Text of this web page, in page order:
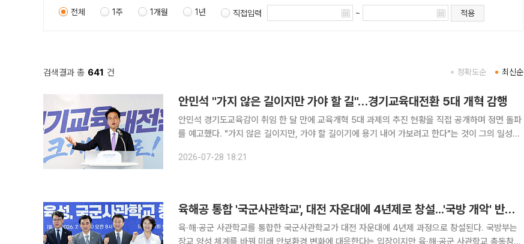
전체 1주 1개월 1년 직접입력 ~ 적용
검색결과 총 641 건 최신순
정확도순
안민석 "가지 않은 길이지만 가야 할 길"…경기교육대전환 5대 개혁 감행
안민석 경기도교육감이 취임 한 달 만에 교육개혁 5대 과제의 추진 현황을 직접 공개하며 정면 돌파
를 예고했다. "가지 않은 길이지만, 가야 할 길이기에 용기 내어 가보려고 한다"는 것이 그의 일성이
자회견을 열고 '경기교육대전환'을 위한 교육개혁안 5가지 정책 현
2026-07-28 18:21
육해공 통합 '국군사관학교', 대전 자운대에 4년제로 창설...'국방 개악' 반발도
육·해·공군 사관학교를 통합한 국군사관학교가 대전 자운대에 4년제 과정으로 창설된다. 국방부는
장교 양성 체계를 바꿔 미래 안보환경 변화에 대응한다는 입장이지만 육·해·공군 사관학교 총동창회